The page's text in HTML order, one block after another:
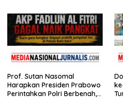
Prof. Sutan Nasomal
Harapkan Presiden Prabowo
Perintahkan Polri Berbenah,